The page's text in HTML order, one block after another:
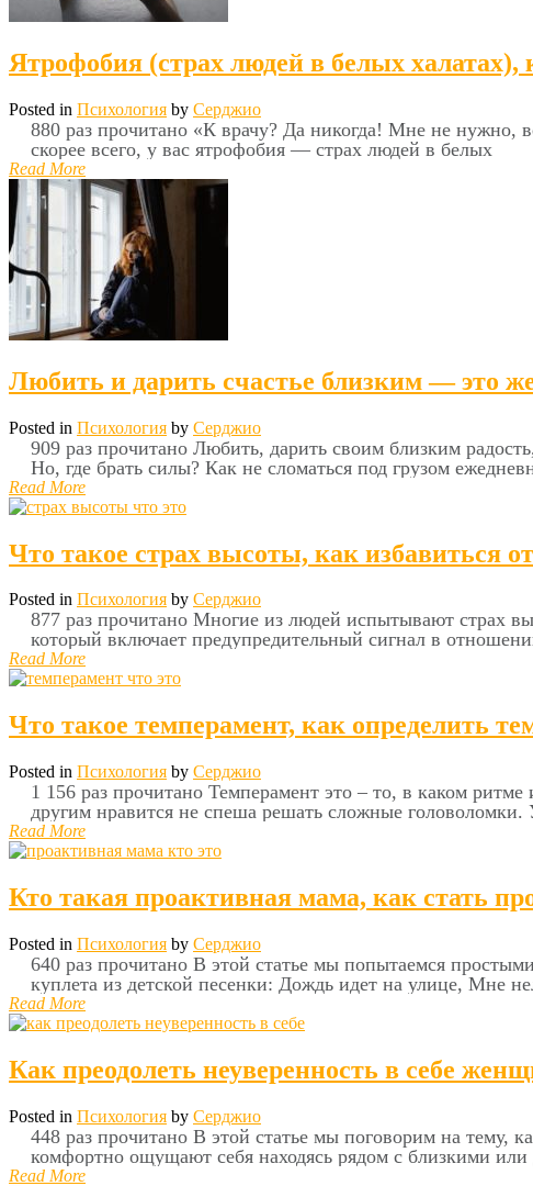
Ятрофобия (страх людей в белых халатах),
Posted in Психология by Серджио
880 раз прочитано «К врачу? Да никогда! Мне не нужно,
скорее всего, у вас ятрофобия — страх людей в белых
Read More
Любить и дарить счастье близким — это
Posted in Психология by Серджио
909 раз прочитано Любить, дарить своим близким
Но, где брать силы? Как не сломаться под грузом
Read More
Что такое страх высоты, как избавиться
Posted in Психология by Серджио
877 раз прочитано Многие из людей испытывают страх
который включает предупредительный сигнал в
Read More
Что такое темперамент, как определить
Posted in Психология by Серджио
1 156 раз прочитано Темперамент это – то, в каком
другим нравится не спеша решать сложные
Read More
Кто такая проактивная мама, как стать
Posted in Психология by Серджио
640 раз прочитано В этой статье мы попытаемся
куплета из детской песенки: Дождь идет на улице, Мне
Read More
Как преодолеть неуверенность в себе
Posted in Психология by Серджио
448 раз прочитано В этой статье мы поговорим на тему,
комфортно ощущают себя находясь рядом с близкими или
Read More